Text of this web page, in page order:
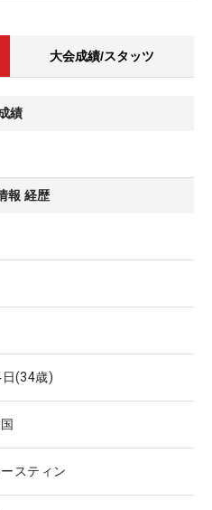
大会成績/スタッツ
績
報 経歴
(34歳)
スティン